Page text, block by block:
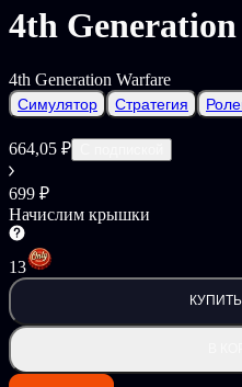
4th
4th Generation Warfare
Симулятор Стратегия
664,05 ₽
699 ₽
Начислим крышки
13